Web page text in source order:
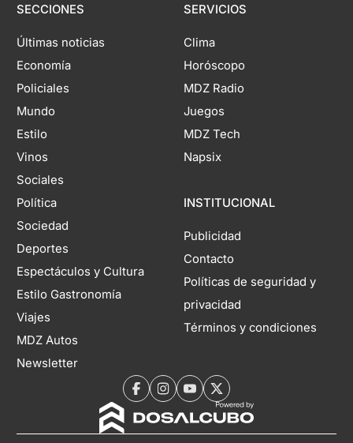
SECCIONES
Últimas noticias
Economía
Policiales
Mundo
Estilo
Vinos
Sociales
Política
Sociedad
Deportes
Espectáculos y Cultura
Estilo Gastronomía
Viajes
MDZ Autos
Newsletter
SERVICIOS
Clima
Horóscopo
MDZ Radio
Juegos
MDZ Tech
Napsix
INSTITUCIONAL
Publicidad
Contacto
Políticas de seguridad y
privacidad
Términos y condiciones